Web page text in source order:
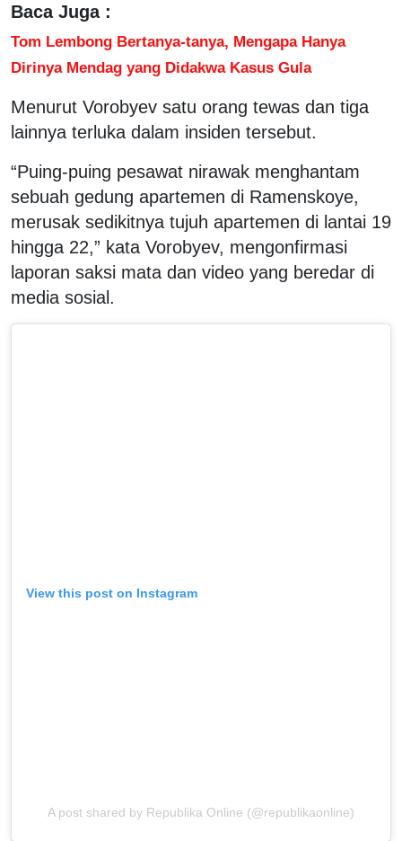
Baca Juga :
Tom Lembong Bertanya-tanya, Mengapa Hanya
Dirinya Mendag yang Didakwa Kasus Gula
Menurut Vorobyev satu orang tewas dan tiga
lainnya terluka dalam insiden tersebut.
“Puing-puing pesawat nirawak menghantam
sebuah gedung apartemen di Ramenskoye,
merusak sedikitnya tujuh apartemen di lantai 19
hingga 22,” kata Vorobyev, mengonfirmasi
laporan saksi mata dan video yang beredar di
media sosial.
View this post on Instagram
A post shared by Republika Online (@republikaonline)